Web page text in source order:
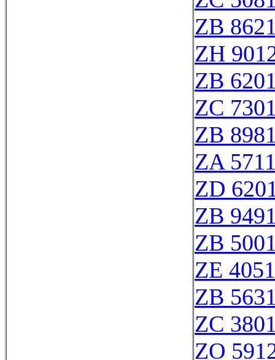
ZB
ZH
ZB
ZC
ZB
ZA
ZD
ZB
ZB
ZE
ZB
ZC
ZO